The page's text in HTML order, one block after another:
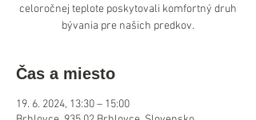
celoročnej teplote poskytovali komfortný druh
bývania pre našich predkov.
Čas a miesto
19. 6. 2024, 13:30 – 15:00